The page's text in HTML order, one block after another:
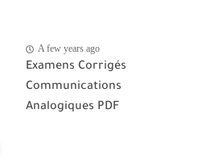
A few years ago
Examens Corrigés
Communications
Analogiques PDF